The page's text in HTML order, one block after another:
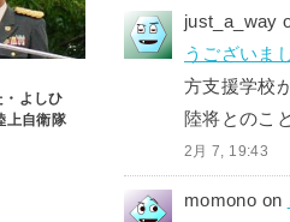
よしひ
上自衛隊
just_a_way
うございま
方支援学校
陸将とのこ
2月 7, 19:43
momono on